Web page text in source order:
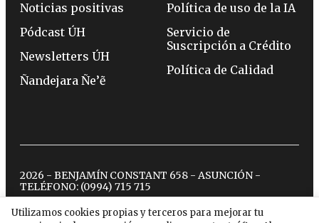
Utilizamos cookies propias y terceros para mejorar tu
Noticias positivas
Pódcast ÚH
Newsletters ÚH
Ñandejara Ñe’ẽ
Política de uso de la IA
Servicio de
Suscripción a Crédito
Política de Calidad
2026 - BENJAMÍN CONSTANT 658 - ASUNCIÓN -
TELÉFONO: (0994) 715 715